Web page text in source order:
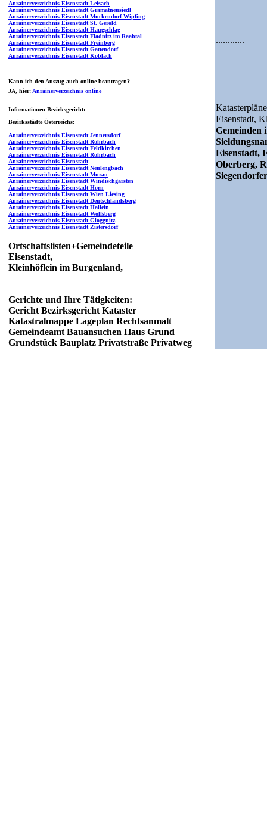
Anrainerverzeichnis Eisenstadt Leisach
Anrainerverzeichnis Eisenstadt Gramatneusiedl
Anrainerverzeichnis Eisenstadt Muckendorf-Wipfing
Anrainerverzeichnis Eisenstadt St. Gerold
Anrainerverzeichnis Eisenstadt Haugschlag
Anrainerverzeichnis Eisenstadt Fladnitz im Raabtal
Anrainerverzeichnis Eisenstadt Freinberg
Anrainerverzeichnis Eisenstadt Gattendorf
Anrainerverzeichnis Eisenstadt Koblach
Kann ich den Auszug auch online beantragen?
JA, hier: Anrainerverzeichnis online
Informationen Bezirksgericht:
Bezirksstädte Österreichs:
Anrainerverzeichnis Eisenstadt Jennersdorf
Anrainerverzeichnis Eisenstadt Rohrbach
Anrainerverzeichnis Eisenstadt Feldkirchen
Anrainerverzeichnis Eisenstadt Rohrbach
Anrainerverzeichnis Eisenstadt
Anrainerverzeichnis Eisenstadt Neulengbach
Anrainerverzeichnis Eisenstadt Murau
Anrainerverzeichnis Eisenstadt Windischgarsten
Anrainerverzeichnis Eisenstadt Horn
Anrainerverzeichnis Eisenstadt Wien Liesing
Anrainerverzeichnis Eisenstadt Deutschlandsberg
Anrainerverzeichnis Eisenstadt Hallein
Anrainerverzeichnis Eisenstadt Wolfsberg
Anrainerverzeichnis Eisenstadt Gloggnitz
Anrainerverzeichnis Eisenstadt Zistersdorf
Ortschaftslisten+Gemeindeteile
Eisenstadt,
Kleinhöflein im Burgenland,
Gerichte und Ihre Tätigkeiten:
Gericht Bezirksgericht Kataster
Katastralmappe Lageplan Rechtsanmalt
Gemeindeamt Bauansuchen Haus Grund
Grundstück Bauplatz Privatstraße Privatweg
............
Eisenstadt,
Gemeinden
Eisenstadt,
Oberberg,